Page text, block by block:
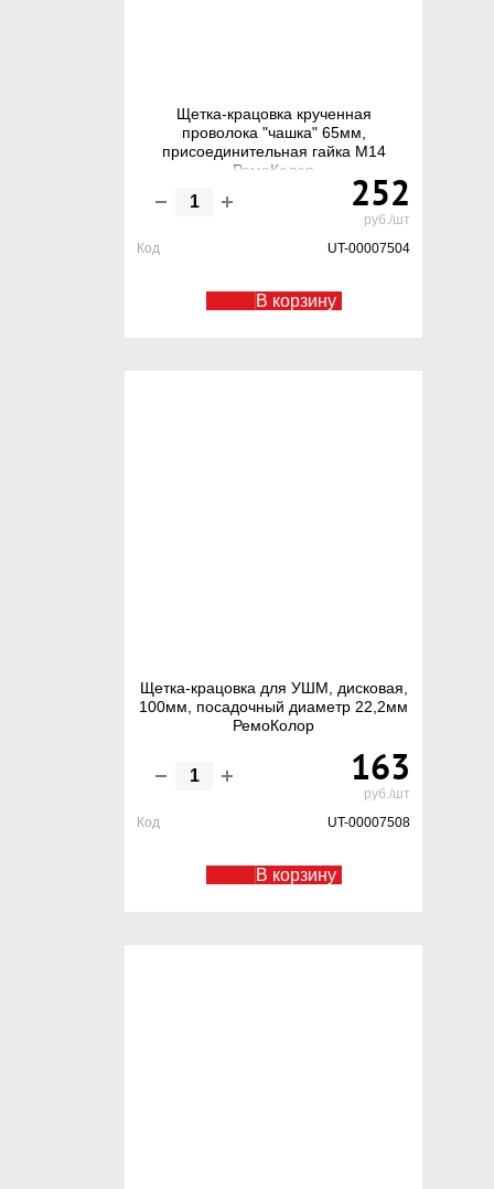
Щетка-крацовка крученная
проволока "чашка" 65мм,
присоединительная гайка М14
РемоКолор
252
руб./шт
Код
UT-00007504
В корзину
Щетка-крацовка для УШМ, дисковая,
100мм, посадочный диаметр 22,2мм
РемоКолор
163
руб./шт
Код
UT-00007508
В корзину